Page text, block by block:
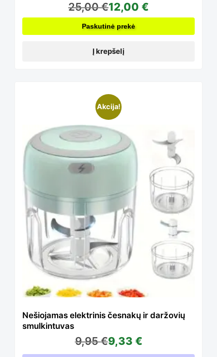
25,00€12,00 €
Paskutinė prekė
Į krepšelį
Akcija!
Nešiojamas elektrinis česnakų ir daržovių
smulkintuvas
9,95€9,33 €
product
has
multiple
variants.
The
options
may